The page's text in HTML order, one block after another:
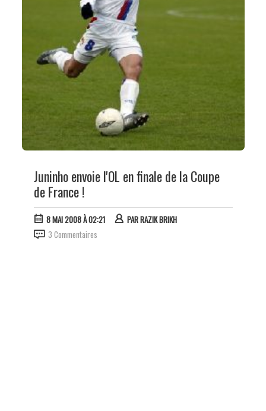
Juninho envoie l'OL en finale de la Coupe
de France !
8 MAI 2008 À 02:21 PARRAZIK BRIKH
3 Commentaires